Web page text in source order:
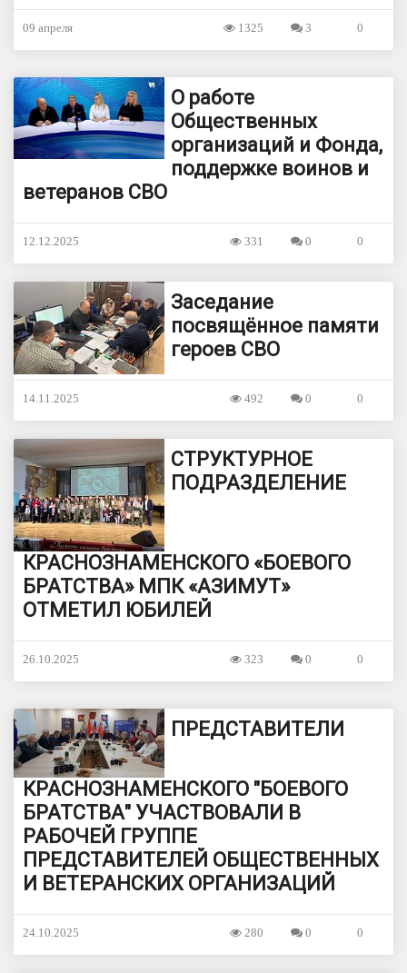
09 апреля 0
3
1325
О работе
Общественных
организаций и Фонда,
поддержке воинов и
ветеранов СВО
12.12.2025 0
0
331
Заседание
посвящённое памяти
героев СВО
14.11.2025 0
0
492
СТРУКТУРНОЕ
ПОДРАЗДЕЛЕНИЕ
КРАСНОЗНАМЕНСКОГО «БОЕВОГО
БРАТСТВА» МПК «АЗИМУТ»
ОТМЕТИЛ ЮБИЛЕЙ
26.10.2025 0
0
323
ПРЕДСТАВИТЕЛИ
КРАСНОЗНАМЕНСКОГО "БОЕВОГО
БРАТСТВА" УЧАСТВОВАЛИ В
РАБОЧЕЙ ГРУППЕ
ПРЕДСТАВИТЕЛЕЙ ОБЩЕСТВЕННЫХ
И ВЕТЕРАНСКИХ ОРГАНИЗАЦИЙ
24.10.2025 0
0
280